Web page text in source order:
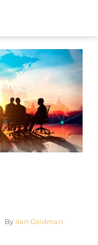
By Ilan Goldman